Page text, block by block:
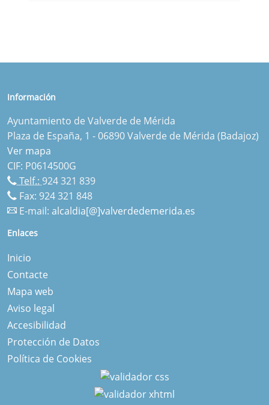
Información
Ayuntamiento de Valverde de Mérida
Plaza de España, 1 - 06890 Valverde de Mérida (Badajoz)
Ver mapa
CIF: P0614500G
Telf.: 924 321 839
Fax: 924 321 848
E-mail: alcaldia[@]valverdedemerida.es
Enlaces
Inicio
Contacte
Mapa web
Aviso legal
Accesibilidad
Protección de Datos
Política de Cookies